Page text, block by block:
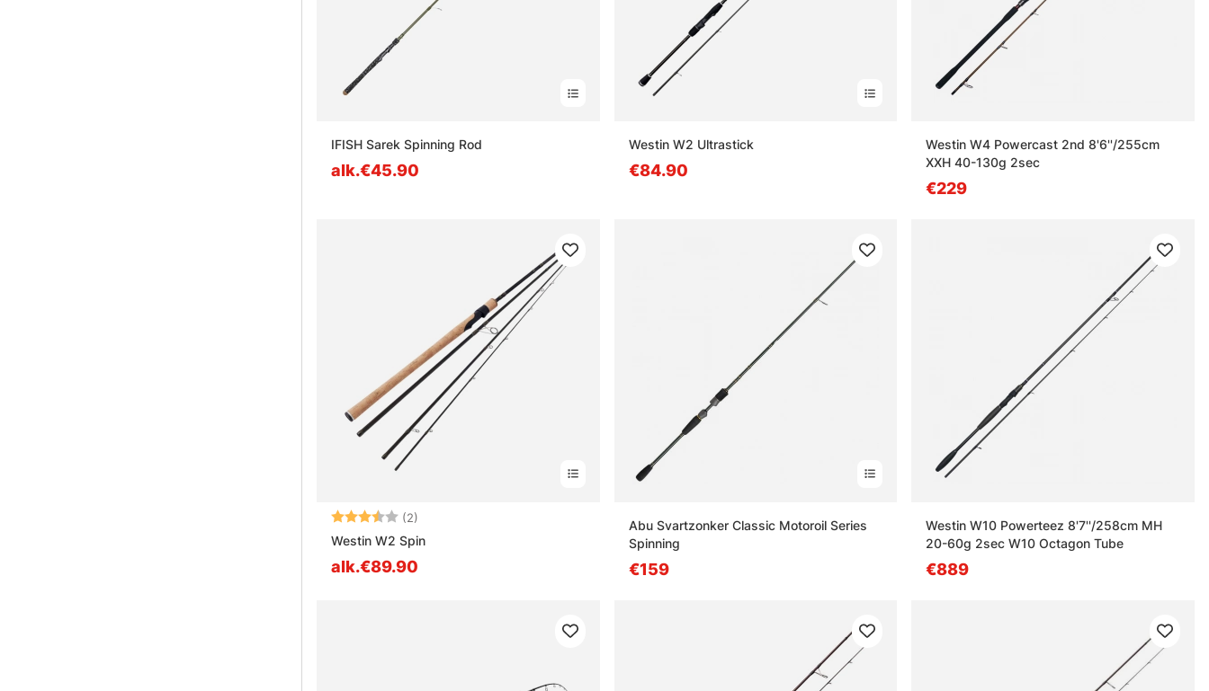
IFISH Sarek Spinning Rod
alk.€45.90
Westin W2 Ultrastick
€84.90
Westin W4 Powercast 2nd 8'6''/255cm
XXH 40-130g 2sec
€229
Arvio: (2)
Westin W2 Spin
alk.€89.90
Abu Svartzonker Classic Motoroil Series
Spinning
€159
Westin W10 Powerteez 8'7''/258cm MH
20-60g 2sec W10 Octagon Tube
€889